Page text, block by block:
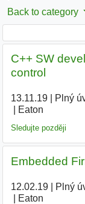
Back to category
C++ SW
control
13.11.19| Plný
Eaton
Sledujte později
Embedded
12.02.19| Plný
Eaton